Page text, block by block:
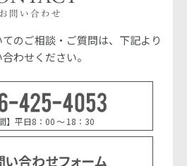
のご相談・ご質問は、下記より
わせください。
】平日8：00 ～ 18：30